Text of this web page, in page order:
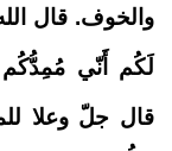
والخوف. قال
لَكُم أَنّي مُمِدُّكُم
قال جلّ وعلا